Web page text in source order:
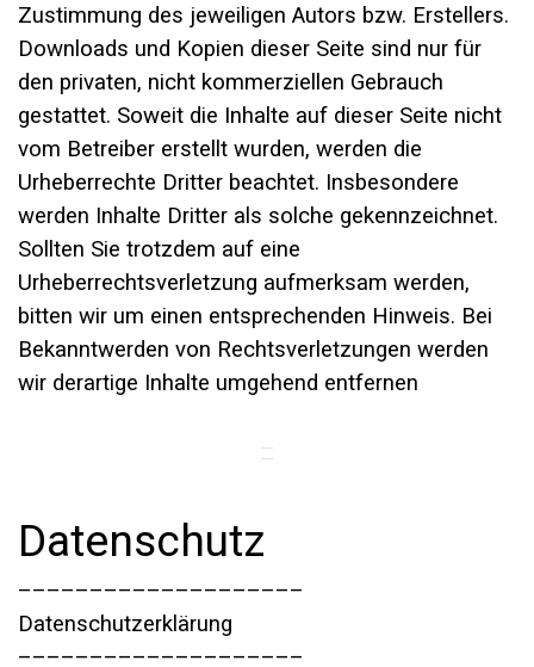
Zustimmung des jeweiligen Autors bzw. Erstellers.
Downloads und Kopien dieser Seite sind nur für
den privaten, nicht kommerziellen Gebrauch
gestattet. Soweit die Inhalte auf dieser Seite nicht
vom Betreiber erstellt wurden, werden die
Urheberrechte Dritter beachtet. Insbesondere
werden Inhalte Dritter als solche gekennzeichnet.
Sollten Sie trotzdem auf eine
Urheberrechtsverletzung aufmerksam werden,
bitten wir um einen entsprechenden Hinweis. Bei
Bekanntwerden von Rechtsverletzungen werden
wir derartige Inhalte umgehend entfernen
Datenschutz
––––––––––––––––––––
Datenschutzerklärung
––––––––––––––––––––